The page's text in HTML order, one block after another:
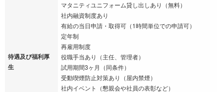
待遇及び福利厚
生
マタニティユニフォーム貸し出しあり（無料）
社内融資制度あり
有給の当日申請・取得可（1時間単位での申請可）
定年制
再雇用制度
役職手当あり（主任、管理者）
試用期間3ヶ月（同条件）
受動喫煙防止対策あり（屋内禁煙）
社内イベント（懇親会や社員の表彰など）